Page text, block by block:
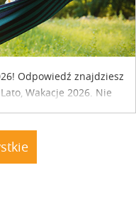
Odpowiedź znajdziesz
Wakacje 2026. Nie